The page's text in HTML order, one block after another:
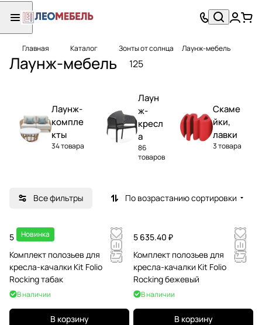
Главная Каталог Зонты от солнца Лаунж-мебель
Лаунж-мебель 125
Лаунж-
компле
кты
34 товара
Лаун
ж-
кресл
а
86
товаров
Скаме
йки,
лавки
3 товара
Все фильтры По возрастанию сортировки
Новинка
5 635.40 ₽
Комплект полозьев для
кресла-качалки Kit Folio
Rocking табак
В наличии
В корзину
5 635.40 ₽
Комплект полозьев для
кресла-качалки Kit Folio
Rocking бежевый
В наличии
В корзину